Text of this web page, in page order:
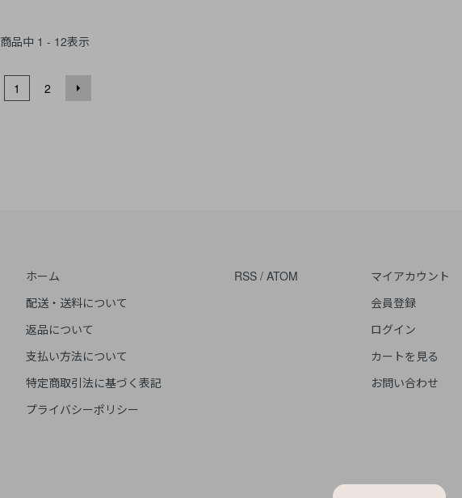
商品中 1 - 12表示
1 2
ホーム
配送・送料について
返品について
支払い方法について
特定商取引法に基づく表記
プライバシーポリシー
RSS / ATOM
マイアカウント
会員登録
ログイン
カートを見る
お問い合わせ